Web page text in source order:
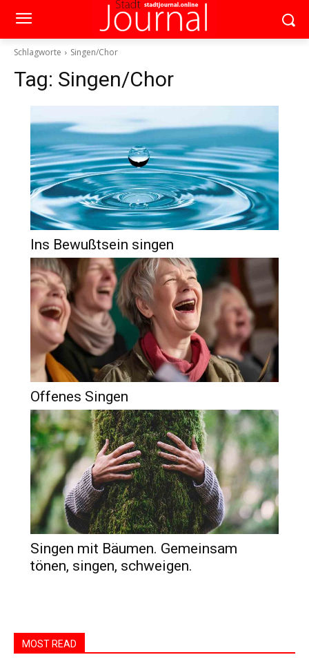
Schlagworte Singen/Chor
Tag: Singen/Chor
Ins Bewußtsein singen
Offenes Singen
Singen mit Bäumen. Gemeinsam
tönen, singen, schweigen.
MOST READ